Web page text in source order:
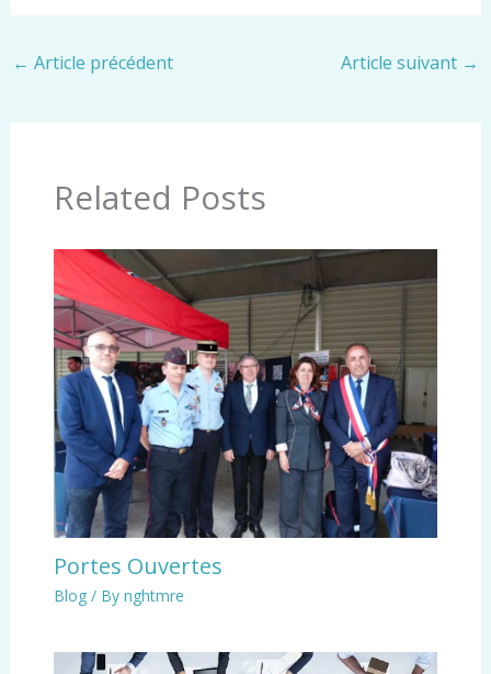
← Article précédent Article suivant →
Related Posts
Portes Ouvertes
Blog/ By nghtmre